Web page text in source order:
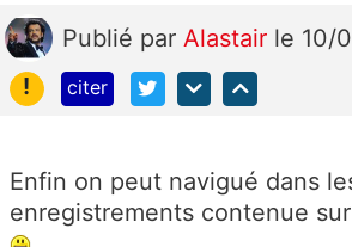
Publié par Alastair le 10/
!
citer
Enfin on peut navigué dans
enregistrements contenue